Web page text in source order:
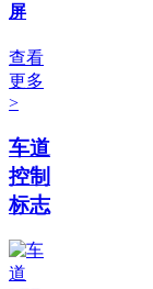
屏
查看
更多
>
车道
控制
标志